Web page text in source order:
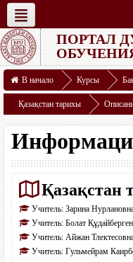
Русский ‎(ru)‎ Студенту
Этот курс
ПОРТАЛ
В начало Курсы
Қазақстан тарихы
Қазақстан
Учитель: Зарина
Учитель: Болат
Учитель: Айжан
Учитель: Гульмейрам